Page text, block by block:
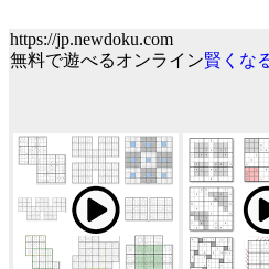
https://jp.newdoku.com
無料で遊べるオンライン賢くな